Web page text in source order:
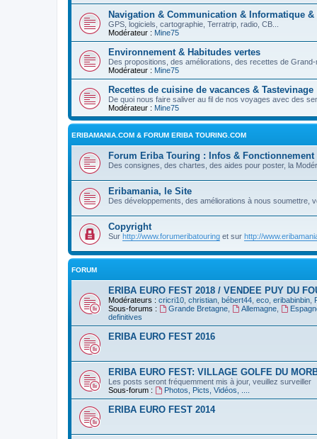
Navigation & Communication & Informatique &
GPS, logiciels, cartographie, Terratrip, radio, CB...
Modérateur : Mine75
Environnement & Habitudes vertes
Des propositions, des améliorations, des recettes de Grand-
Modérateur : Mine75
Recettes de cuisine de vacances & Tastevinage
De quoi nous faire saliver au fil de nos voyages avec des
Modérateur : Mine75
ERIBAMANIA.COM & FORUM ERIBA TOURING.COM
Forum Eriba Touring : Infos & Fonctionnement
Des consignes, des chartes, des aides pour poster, la
Eribamania, le Site
Des développements, des améliorations à nous soumettre,
Copyright
Sur http://www.forumeribatouring et sur http://
FORUM
ERIBA EURO FEST 2018 / VENDEE PUY DU
Modérateurs : cricri10 christian bébert44 eco eribabinbin
Sous-forums :
Grande Bretagne, Allemagne,
definitives
ERIBA EURO FEST 2016
ERIBA EURO FEST: VILLAGE GOLFE DU
Les posts seront fréquemment mis à jour, veuillez surveiller
Sous-forum :
Photos, Picts, Vidéos, ....
ERIBA EURO FEST 2014